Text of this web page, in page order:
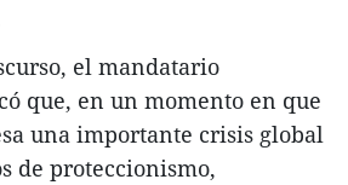
el mandatario
que, en un momento en que
una importante crisis global
de proteccionismo,